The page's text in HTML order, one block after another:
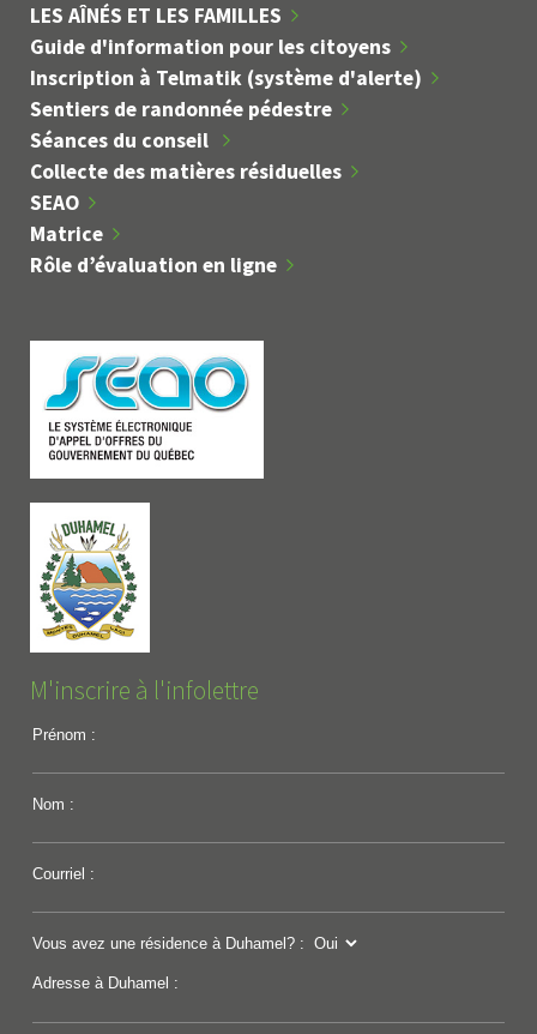
LES AÎNÉS ET LES FAMILLES
Guide d'information pour les citoyens
Inscription à Telmatik (système d'alerte)
Sentiers de randonnée pédestre
Séances du conseil
Collecte des matières résiduelles
SEAO
Matrice
Rôle d’évaluation en ligne
M'inscrire à l'infolettre
Prénom :
Nom :
Courriel :
Vous avez une résidence à Duhamel? :
Adresse à Duhamel :